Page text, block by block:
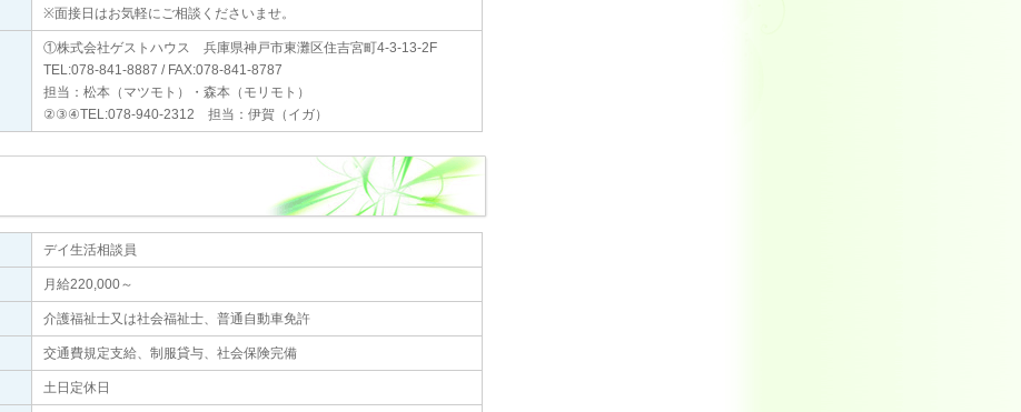
※面接日はお気軽にご相談くださいませ。
①株式会社ゲストハウス 兵庫県神戸市東灘区住吉宮町4-3-13-2F
TEL:078-841-8887 / FAX:078-841-8787
担当：松本（マツモト）・森本（モリモト）
②③④TEL:078-940-2312 担当：伊賀（イガ）
デイ生活相談員
月給220,000～
介護福祉士又は社会福祉士、普通自動車免許
交通費規定支給、制服貸与、社会保険完備
土日定休日